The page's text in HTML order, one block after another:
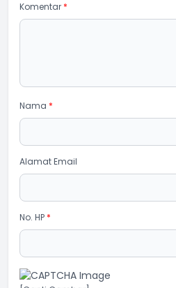
Komentar *
Nama *
Alamat Email
No. HP *